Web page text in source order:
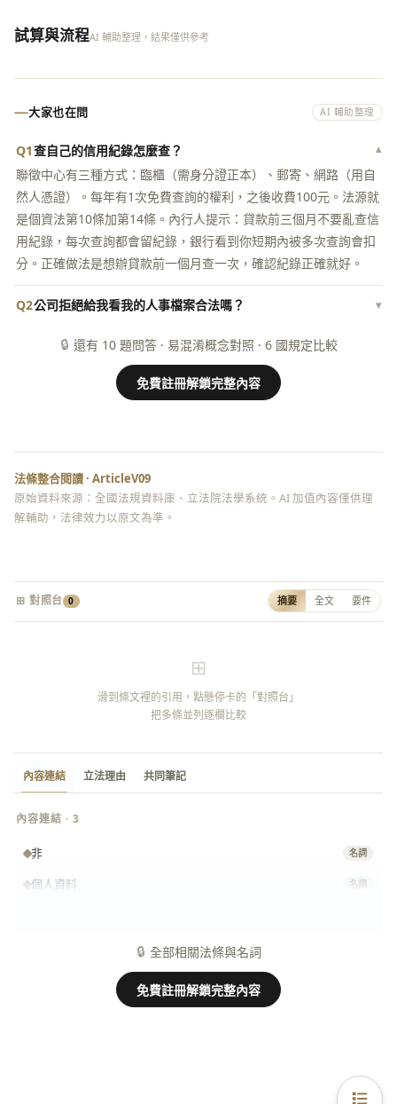
試算與流程AI 輔助整理，結果僅供參考
大家也在問 AI 輔助整理
Q1查自己的信用紀錄怎麼查？ ▾
聯徵中心有三種方式：臨櫃（需身分證正本）、郵寄、網路（用自
然人憑證）。每年有1次免費查詢的權利，之後收費100元。法源就
是個資法第10條加第14條。內行人提示：貸款前三個月不要亂查信
用紀錄，每次查詢都會留紀錄，銀行看到你短期內被多次查詢會扣
分。正確做法是想辦貸款前一個月查一次，確認紀錄正確就好。
Q2公司拒絕給我看我的人事檔案合法嗎？ ▾
🔒 還有 10 題問答 · 易混淆概念對照 · 6 國規定比較
免費註冊解鎖完整內容
法條整合閱讀 · ArticleV09
原始資料來源：全國法規資料庫、立法院法學系統。AI 加值內容僅供理
解輔助，法律效力以原文為準。
⊞ 對照台 0 摘要 全文 要件
⊞
滑到條文裡的引用，點懸停卡的「對照台」
把多條並列逐欄比較
內容連結 立法理由 共同筆記
內容連結 · 3
非 名詞
個人資料 名詞
🔒 全部相關法條與名詞
免費註冊解鎖完整內容